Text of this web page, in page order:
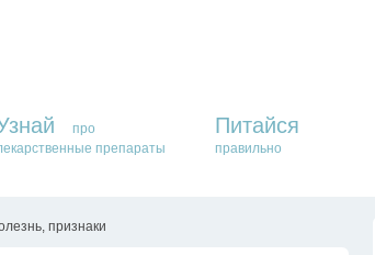
про
препараты
Питайся
правильно
признаки